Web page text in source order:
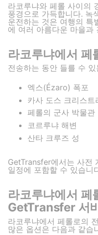
라코루냐와 페롤 사이의
풍경으로 가득합니다. 녹
운전하는 것은 여행의 특
에 여러 아름다운 마을과
라코루냐에서 페
전송하는 동안 들를 수
엑스(Ézaro) 폭포
카사 도스 크리스
페롤의 군사 박물관
코르루냐 해변
산타 크루즈 성
GetTransfer에서는 사전
일정에 포함할 수 있습니
라코루냐에서 페
GetTransfer 서
라코루냐에서 페롤로의
많은 옵션은 다음과 같습